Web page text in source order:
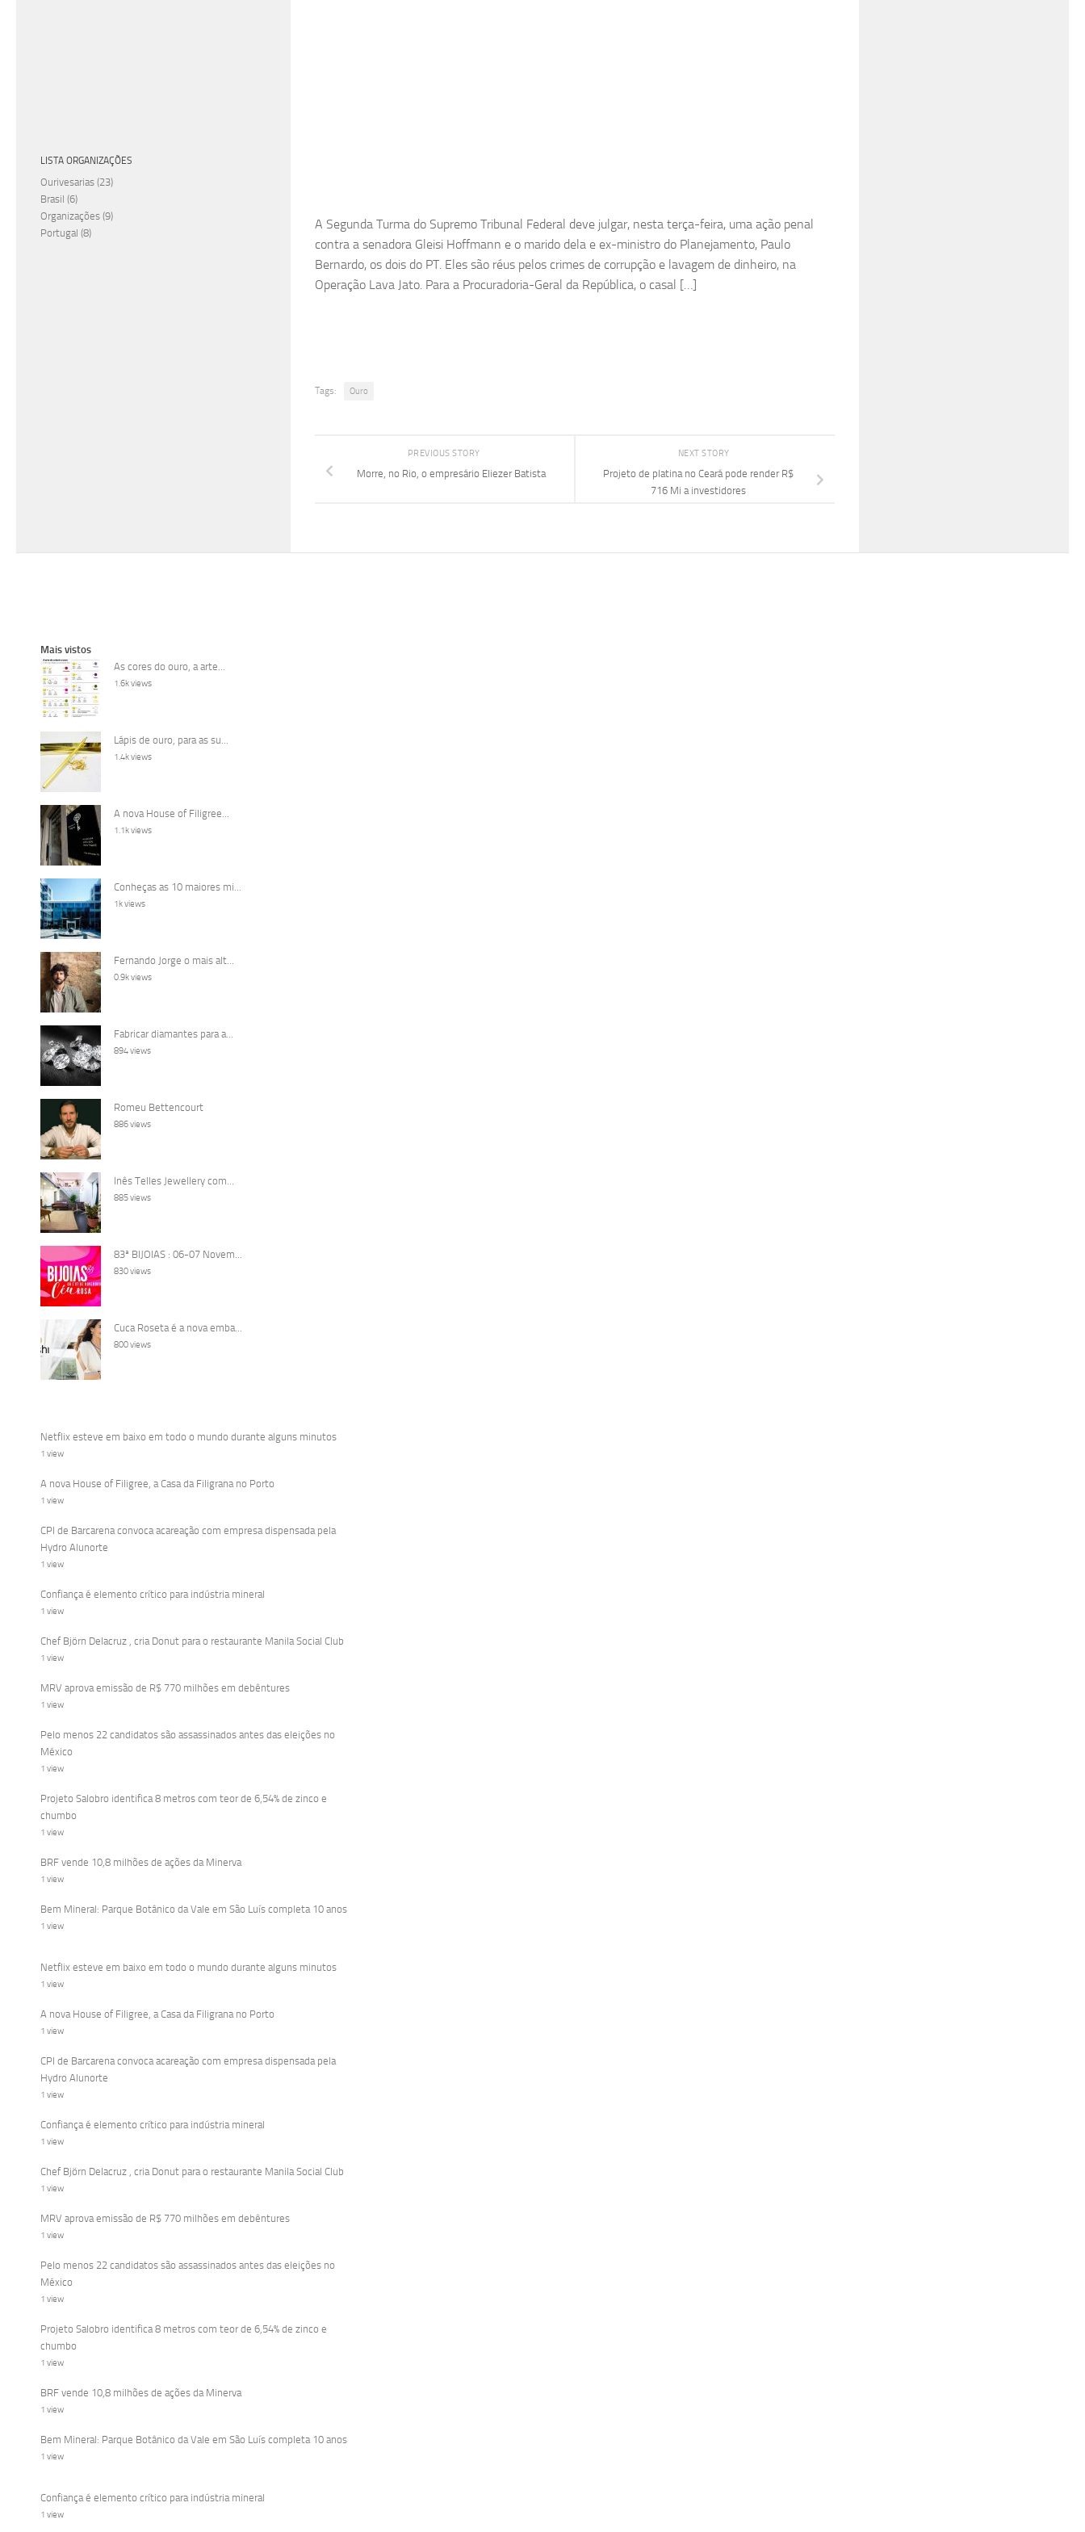
A Segunda Turma do Supremo Tribunal Federal deve julgar, nesta terça-feira, uma ação penal
contra a senadora Gleisi Hoffmann e o marido dela e ex-ministro do Planejamento, Paulo
Bernardo, os dois do PT. Eles são réus pelos crimes de corrupção e lavagem de dinheiro, na
Operação Lava Jato. Para a Procuradoria-Geral da República, o casal […]
Tags: Ouro
NEXT STORY
Projeto de platina no Ceará pode render R$
716 Mi a investidores
PREVIOUS STORY
Morre, no Rio, o empresário Eliezer Batista
LISTA ORGANIZAÇÕES
Ourivesarias (23)
Brasil (6)
Organizações (9)
Portugal (8)
Mais vistos
As cores do ouro, a arte...
1.6k views
Lápis de ouro, para as su...
1.4k views
A nova House of Filigree...
1.1k views
Conheças as 10 maiores mi...
1k views
Fernando Jorge o mais alt...
0.9k views
Fabricar diamantes para a...
894 views
Romeu Bettencourt
886 views
Inês Telles Jewellery com...
885 views
83ª BIJOIAS : 06-07 Novem...
830 views
Cuca Roseta é a nova emba...
800 views
Netflix esteve em baixo em todo o mundo durante alguns minutos
1 view
A nova House of Filigree, a Casa da Filigrana no Porto
1 view
CPI de Barcarena convoca acareação com empresa dispensada pela
Hydro Alunorte
1 view
Confiança é elemento crítico para indústria mineral
1 view
Chef Björn Delacruz , cria Donut para o restaurante Manila Social Club
1 view
MRV aprova emissão de R$ 770 milhões em debêntures
1 view
Pelo menos 22 candidatos são assassinados antes das eleições no
México
1 view
Projeto Salobro identifica 8 metros com teor de 6,54% de zinco e
chumbo
1 view
BRF vende 10,8 milhões de ações da Minerva
1 view
Bem Mineral: Parque Botânico da Vale em São Luís completa 10 anos
1 view
Netflix esteve em baixo em todo o mundo durante alguns minutos
1 view
A nova House of Filigree, a Casa da Filigrana no Porto
1 view
CPI de Barcarena convoca acareação com empresa dispensada pela
Hydro Alunorte
1 view
Confiança é elemento crítico para indústria mineral
1 view
Chef Björn Delacruz , cria Donut para o restaurante Manila Social Club
1 view
MRV aprova emissão de R$ 770 milhões em debêntures
1 view
Pelo menos 22 candidatos são assassinados antes das eleições no
México
1 view
Projeto Salobro identifica 8 metros com teor de 6,54% de zinco e
chumbo
1 view
BRF vende 10,8 milhões de ações da Minerva
1 view
Bem Mineral: Parque Botânico da Vale em São Luís completa 10 anos
1 view
Confiança é elemento crítico para indústria mineral
1 view